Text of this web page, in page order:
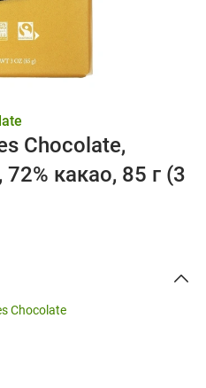
Chocolate,
какао, 85 г (3
Chocolate